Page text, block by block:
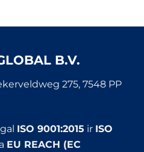
B.V.
275, 7548 PP
ISO 9001:2015 ir ISO
EU REACH (EC